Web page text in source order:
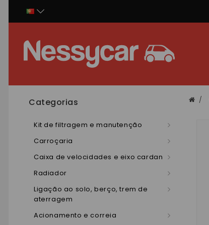
Categorias
Kit de filtragem e manutenção
Carroçaria
Caixa de velocidades e eixo cardan
Radiador
Ligação ao solo, berço, trem de
aterragem
Acionamento e correia